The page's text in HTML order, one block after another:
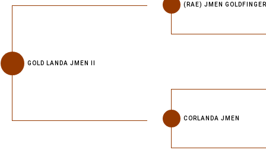
GOLD LANDA JMEN II
(RAE) JMEN GOLDFINGER
CORLANDA JMEN